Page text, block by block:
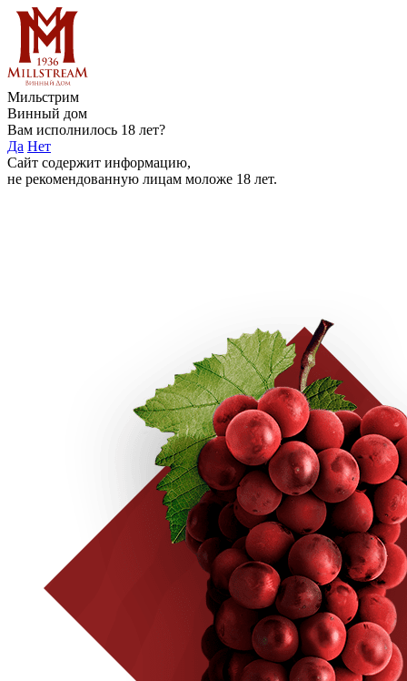
Мильстрим
Винный дом
Вам исполнилось 18 лет?
Да Нет
Сайт содержит информацию,
не рекомендованную лицам моложе 18 лет.